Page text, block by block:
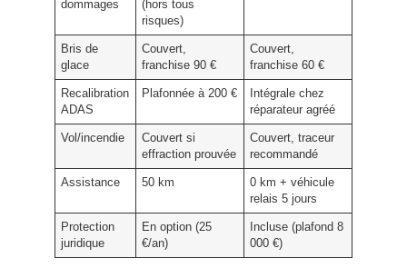
dommages
(hors tous
risques)
Bris de
glace
Couvert,
franchise 90 €
Couvert,
franchise 60 €
Recalibration
ADAS
Plafonnée à 200 €
Intégrale chez
réparateur agréé
Vol/incendie
Couvert si
effraction prouvée
Couvert, traceur
recommandé
Assistance 50 km
0 km + véhicule
relais 5 jours
Protection
juridique
En option (25
€/an)
Incluse (plafond 8
000 €)